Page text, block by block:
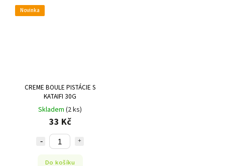
Novinka
CREME BOULE PISTÁCIE S
KATAIFI 30G
Skladem (2 ks)
33 Kč
Do košíku